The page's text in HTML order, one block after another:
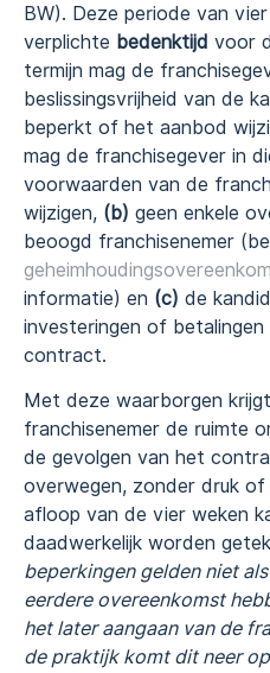
BW). Deze periode van
verplichte bedenktijd voor
termijn mag de
beslissingsvrijheid van de
beperkt of het aanbod
mag de franchisegever in
voorwaarden van de
wijzigen, (b) geen enkele
beoogd franchisenemer
informatie) en (c) de
investeringen of
contract.
Met deze waarborgen
franchisenemer de ruimte
de gevolgen van het
overwegen, zonder druk
afloop van de vier weken
daadwerkelijk worden
beperkingen gelden niet
eerdere overeenkomst
het later aangaan van de
de praktijk komt dit neer